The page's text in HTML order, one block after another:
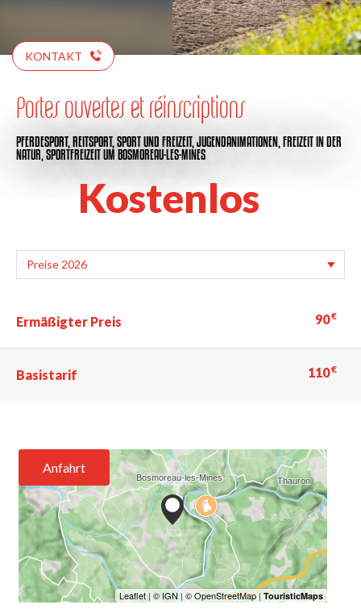
KONTAKT
Portes ouvertes et réinscriptions
PFERDESPORT, REITSPORT, SPORT UND FREIZEIT, JUGENDANIMATIONEN, FREIZEIT IN DER
NATUR, SPORTFREIZEITUM BOSMOREAU-LES-MINES
Kostenlos
Ermäßigter Preis 90€
Basistarif 110€
Anfahrt